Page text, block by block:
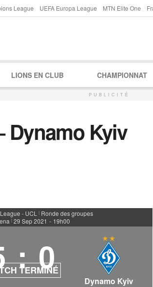
League UEFA Europa League MTN Elite One
LIONS EN CLUB CHAMPIONNAT
PUBLICITÉ
Dynamo Kyiv
- UCL | Ronde des groupes
| 29 Sep 2021 - 19h00
: 0
TERMINÉ
Dynamo Kyiv